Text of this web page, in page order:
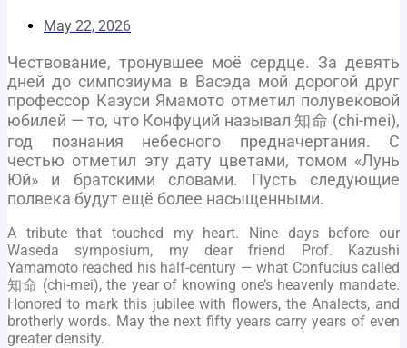
May 22, 2026
Чествование, тронувшее моё сердце. За девять
дней до симпозиума в Васэда мой дорогой друг
профессор Казуси Ямамото отметил полувековой
юбилей — то, что Конфуций называл 知命 (chi-mei),
год познания небесного предначертания. С
честью отметил эту дату цветами, томом «Лунь
Юй» и братскими словами. Пусть следующие
полвека будут ещё более насыщенными.
A tribute that touched my heart. Nine days before our
Waseda symposium, my dear friend Prof. Kazushi
Yamamoto reached his half-century — what Confucius called
知命 (chi-mei), the year of knowing one’s heavenly mandate.
Honored to mark this jubilee with flowers, the Analects, and
brotherly words. May the next fifty years carry years of even
greater density.